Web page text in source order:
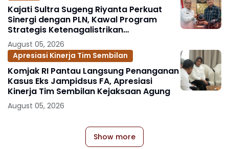
Kajati Sultra Sugeng Riyanta Perkuat
Sinergi dengan PLN, Kawal Program
Strategis Ketenagalistrikan
Berlandaskan Kepastian Hukum
August 05, 2026
Apresiasi Kinerja Tim Sembilan
Komjak RI Pantau Langsung Penanganan
Kasus Eks Jampidsus FA, Apresiasi
Kinerja Tim Sembilan Kejaksaan Agung
August 05, 2026
Show more